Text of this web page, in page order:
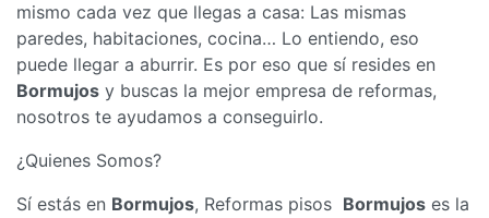
mismo cada vez que llegas a casa: Las mismas
paredes, habitaciones, cocina… Lo entiendo, eso
puede llegar a aburrir. Es por eso que sí resides en
Bormujos y buscas la mejor empresa de reformas,
nosotros te ayudamos a conseguirlo.
¿Quienes Somos?
Sí estás en Bormujos, Reformas pisos Bormujos es la